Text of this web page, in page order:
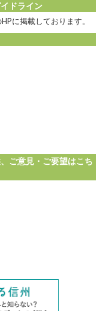
ドライン
に掲載しております。
ご意見・ご要望はこち